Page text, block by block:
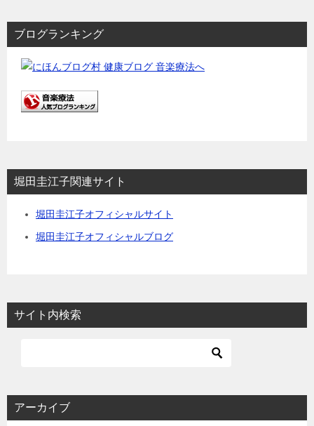
ブログランキング
堀田圭江子関連サイト
堀田圭江子オフィシャルサイト
堀田圭江子オフィシャルブログ
サイト内検索
アーカイブ